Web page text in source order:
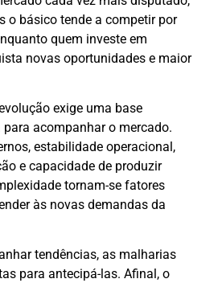
o básico tende a competir por
quem investe em
novas oportunidades e maior
exige uma base
acompanhar o mercado.
estabilidade operacional,
e capacidade de produzir
tornam-se fatores
às novas demandas da
tendências, as malharias
para antecipá-las. Afinal, o